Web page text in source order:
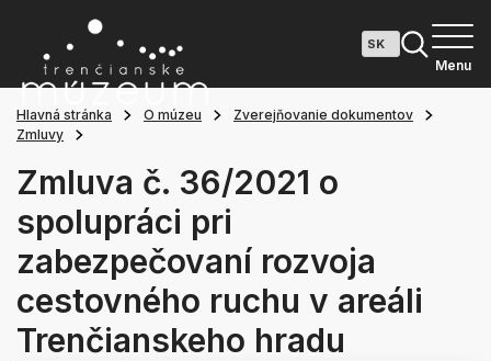
Menu
Hlavná stránka O múzeu
Zverejňovanie dokumentov
Zmluvy
Zmluva č. 36/2021 o
spolupráci pri
zabezpečovaní rozvoja
cestovného ruchu v areáli
Trenčianskeho hradu